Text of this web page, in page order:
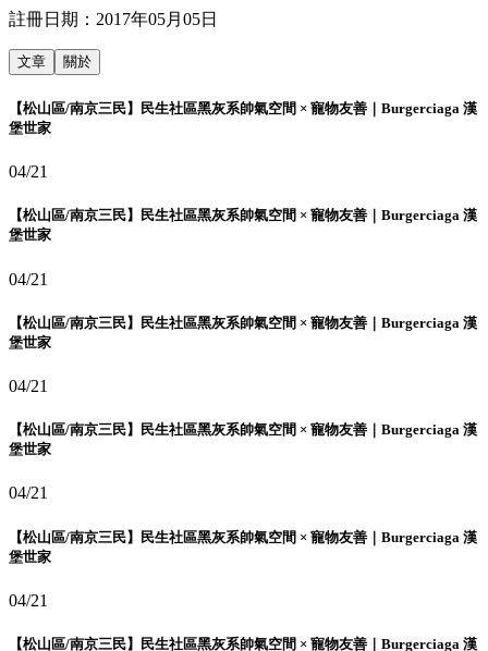
註冊日期： 2017年05月05日
文章 關於
【松山區/南京三民】民生社區黑灰系帥氣空間 × 寵物友善｜Burgerciaga 漢
堡世家
04/21
【松山區/南京三民】民生社區黑灰系帥氣空間 × 寵物友善｜Burgerciaga 漢
堡世家
04/21
【松山區/南京三民】民生社區黑灰系帥氣空間 × 寵物友善｜Burgerciaga 漢
堡世家
04/21
【松山區/南京三民】民生社區黑灰系帥氣空間 × 寵物友善｜Burgerciaga 漢
堡世家
04/21
【松山區/南京三民】民生社區黑灰系帥氣空間 × 寵物友善｜Burgerciaga 漢
堡世家
04/21
【松山區/南京三民】民生社區黑灰系帥氣空間 × 寵物友善｜Burgerciaga 漢